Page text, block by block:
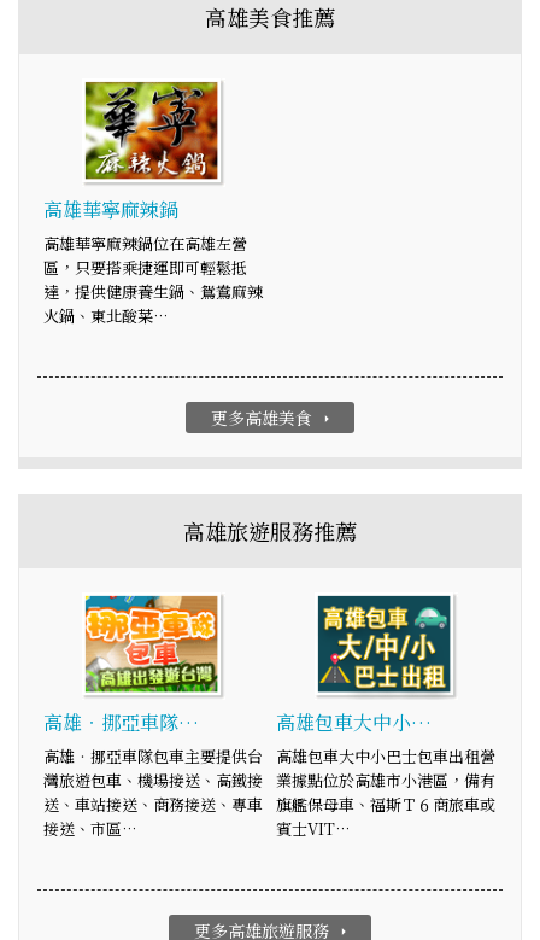
高雄美食推薦
高雄華寧麻辣鍋
高雄華寧麻辣鍋位在高雄左營
區，只要搭乘捷運即可輕鬆抵
達，提供健康養生鍋、鴛鴦麻辣
火鍋、東北酸菜…
更多高雄美食 arrow_right
高雄旅遊服務推薦
高雄‧挪亞車隊…
高雄‧挪亞車隊包車主要提供台
灣旅遊包車、機場接送、高鐵接
送、車站接送、商務接送、專車
接送、市區…
高雄包車大中小…
高雄包車大中小巴士包車出租營
業據點位於高雄市小港區，備有
旗艦保母車、福斯Ｔ６商旅車或
賓士VIT…
更多高雄旅遊服務 arrow_right